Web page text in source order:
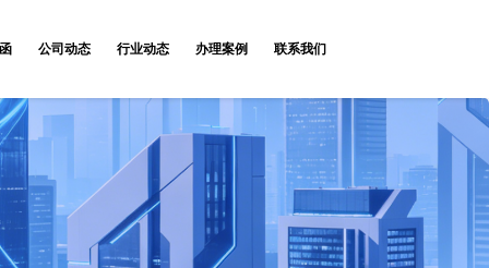
公司动态 行业动态 办理案例 联系我们